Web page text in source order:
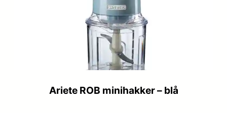
Ariete ROB minihakker – blå